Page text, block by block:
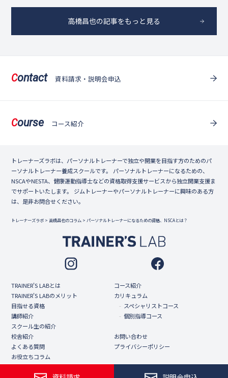
高橋昌也の記事をもっと見る
Contact 資料請求・説明会申込
Course コース紹介
トレーナーズラボは、パーソナルトレーナーで独立や開業を目指す方のためのパ
ーソナルトレーナー養成スクールです。 パーソナルトレーナーになるための、
NSCAやNESTA、健康運動指導士などの資格取得支援サービスから独立開業支援ま
でサポートいたします。 ジムトレーナーやパーソナルトレーナーに興味のある方
は、是非お問合せください。
トレーナーズラボ >高橋昌也のコラム > パーソナルトレーナーになるための資格、NSCAとは？
TRAINER'S LABとは
TRAINER'S LABのメリット
目指せる資格
講師紹介
スクール生の紹介
コース紹介
カリキュラム
スペシャリストコース
個別指導コース
校舎紹介
よくある質問
お役立ちコラム
新着情報
お問い合わせ
プライバシーポリシー